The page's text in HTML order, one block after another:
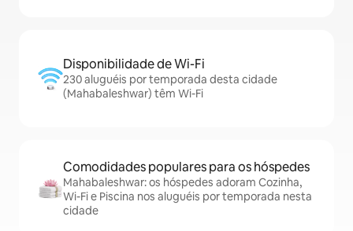
Disponibilidade de Wi-Fi
230 aluguéis por temporada desta cidade
(Mahabaleshwar) têm Wi-Fi
Comodidades populares para os hóspedes
Mahabaleshwar: os hóspedes adoram Cozinha,
Wi-Fi e Piscina nos aluguéis por temporada nesta
cidade